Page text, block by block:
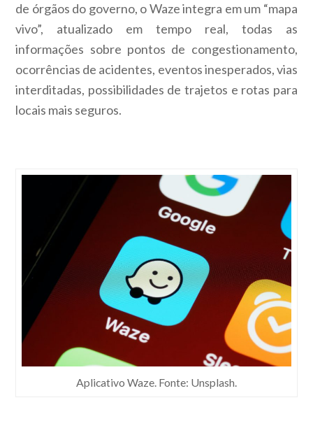
de órgãos do governo, o Waze integra em um “mapa
vivo”, atualizado em tempo real, todas as
informações sobre pontos de congestionamento,
ocorrências de acidentes, eventos inesperados, vias
interditadas, possibilidades de trajetos e rotas para
locais mais seguros.
Aplicativo Waze. Fonte: Unsplash.